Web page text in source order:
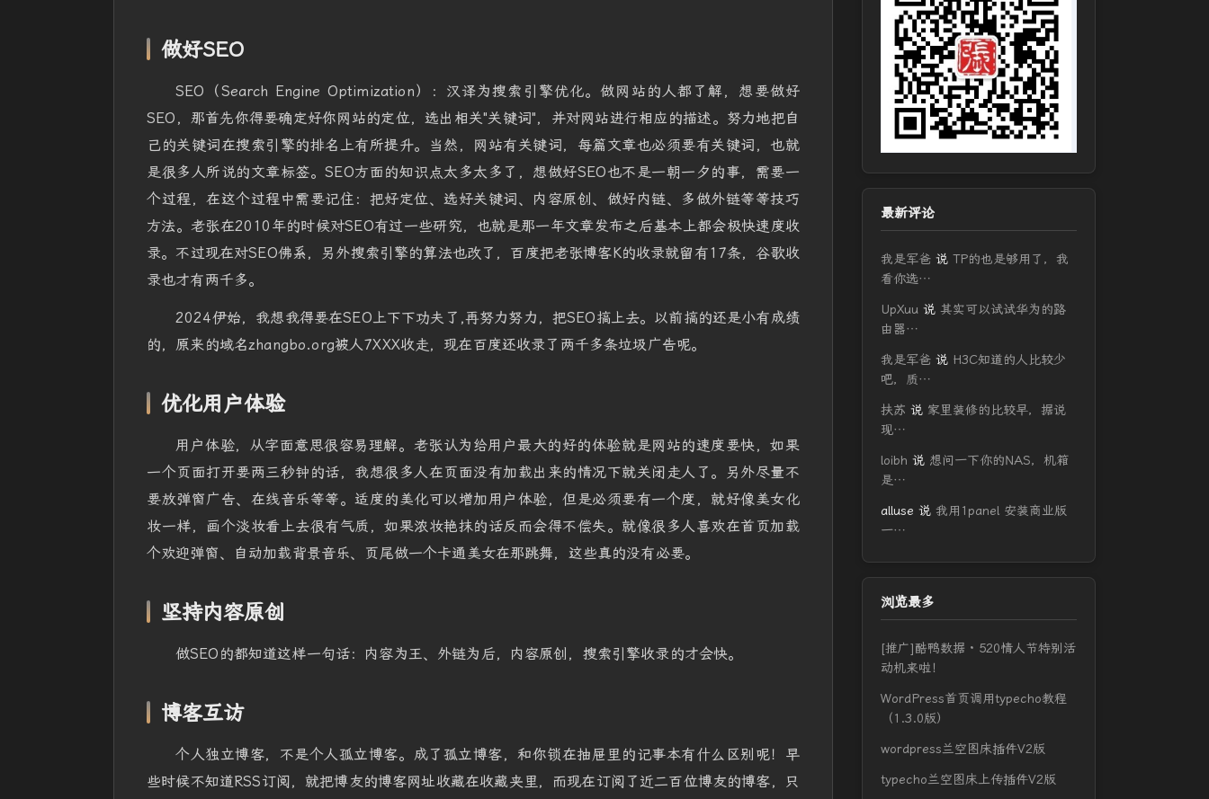
做好SEO
SEO（Search Engine Optimization）：汉译为搜索引擎优化。做网站的人都了解，想要做好
SEO，那首先你得要确定好你网站的定位，选出相关"关键词"，并对网站进行相应的描述。努力地把自
己的关键词在搜索引擎的排名上有所提升。当然，网站有关键词，每篇文章也必须要有关键词，也就
是很多人所说的文章标签。SEO方面的知识点太多太多了，想做好SEO也不是一朝一夕的事，需要一
个过程，在这个过程中需要记住：把好定位、选好关键词、内容原创、做好内链、多做外链等等技巧
方法。老张在2010年的时候对SEO有过一些研究，也就是那一年文章发布之后基本上都会极快速度收
录。不过现在对SEO佛系，另外搜索引擎的算法也改了，百度把老张博客K的收录就留有17条，谷歌收
录也才有两千多。
2024伊始，我想我得要在SEO上下下功夫了,再努力努力，把SEO搞上去。以前搞的还是小有成绩
的，原来的域名zhangbo.org被人7XXX收走，现在百度还收录了两千多条垃圾广告呢。
优化用户体验
用户体验，从字面意思很容易理解。老张认为给用户最大的好的体验就是网站的速度要快，如果
一个页面打开要两三秒钟的话，我想很多人在页面没有加载出来的情况下就关闭走人了。另外尽量不
要放弹窗广告、在线音乐等等。适度的美化可以增加用户体验，但是必须要有一个度，就好像美女化
妆一样，画个淡妆看上去很有气质，如果浓妆艳抹的话反而会得不偿失。就像很多人喜欢在首页加载
个欢迎弹窗、自动加载背景音乐、页尾做一个卡通美女在那跳舞，这些真的没有必要。
坚持内容原创
做SEO的都知道这样一句话：内容为王、外链为后，内容原创，搜索引擎收录的才会快。
博客互访
个人独立博客，不是个人孤立博客。成了孤立博客，和你锁在抽屉里的记事本有什么区别呢！早
些时候不知道RSS订阅，就把博友的博客网址收藏在收藏夹里，而现在订阅了近二百位博友的博客，只
最新评论
我是军爸 说 TP的也是够用了，我
看你选…
UpXuu 说 其实可以试试华为的路
由器…
我是军爸 说 H3C知道的人比较少
吧，质…
扶苏 说 家里装修的比较早，据说
现…
loibh 说 想问一下你的NAS，机箱
是…
alluse 说 我用1panel 安装商业版
一…
浏览最多
[推广]酷鸭数据 · 520情人节特别活
动机来啦！
WordPress首页调用typecho教程
（1.3.0版）
wordpress兰空图床插件V2版
typecho兰空图床上传插件V2版